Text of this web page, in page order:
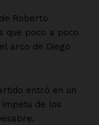
Roberto
que poco a poco
arco de Diego
entró en un
de los